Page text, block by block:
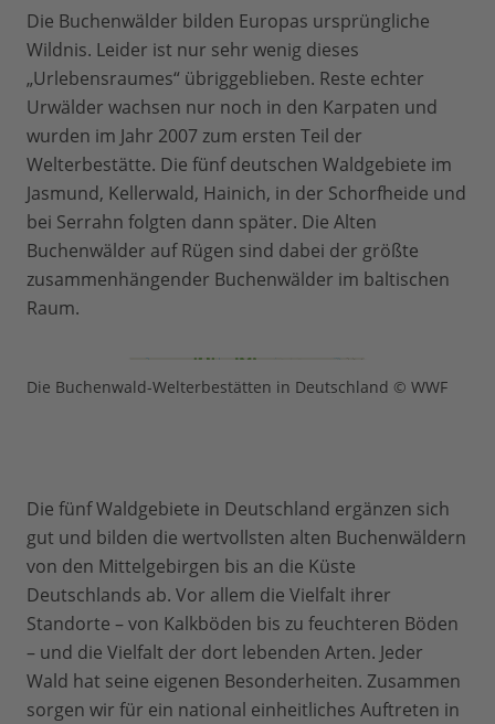
Die Buchenwälder bilden Europas ursprüngliche
Wildnis. Leider ist nur sehr wenig dieses
„Urlebensraumes“ übriggeblieben. Reste echter
Urwälder wachsen nur noch in den Karpaten und
wurden im Jahr 2007 zum ersten Teil der
Welterbestätte. Die fünf deutschen Waldgebiete im
Jasmund, Kellerwald, Hainich, in der Schorfheide und
bei Serrahn folgten dann später. Die Alten
Buchenwälder auf Rügen sind dabei der größte
zusammenhängender Buchenwälder im baltischen
Raum.
Die Buchenwald-Welterbestätten in Deutschland © WWF
Die fünf Waldgebiete in Deutschland ergänzen sich
gut und bilden die wertvollsten alten Buchenwäldern
von den Mittelgebirgen bis an die Küste
Deutschlands ab. Vor allem die Vielfalt ihrer
Standorte – von Kalkböden bis zu feuchteren Böden
– und die Vielfalt der dort lebenden Arten. Jeder
Wald hat seine eigenen Besonderheiten. Zusammen
sorgen wir für ein national einheitliches Auftreten in